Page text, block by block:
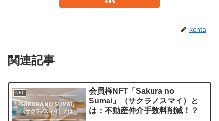
kenta
関連記事
NFT
会員権NFT「Sakura no
Sumai」（サクラノスマイ）と
は：不動産仲介手数料削減！？